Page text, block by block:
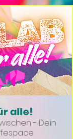
alle!
- Dein